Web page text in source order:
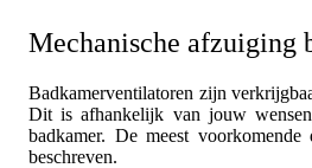
Mechanische afzuiging
Badkamerventilatoren zijn
Dit is afhankelijk van jouw
badkamer. De meest voorkomende
beschreven.